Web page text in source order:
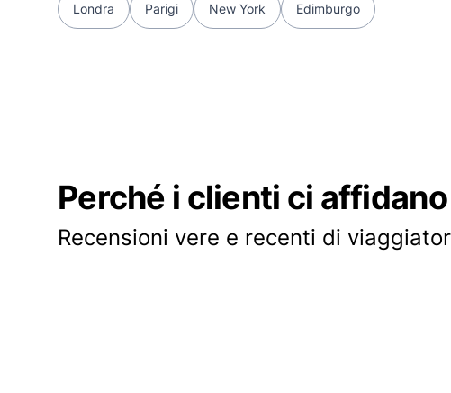
Londra Parigi New York Edimburgo
Perché i clienti ci
Recensioni vere e recenti di